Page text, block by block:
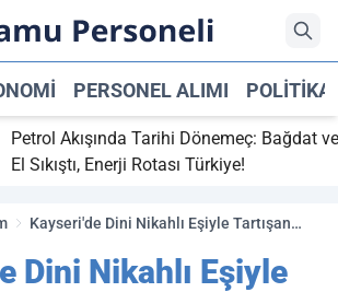
PERSONEL ALIMI POLITIKA
Akışında Tarihi Dönemeç: Bağdat ve
Sıkıştı, Enerji Rotası Türkiye!
Kayseri'de Dini Nikahlı Eşiyle Tartışan
Dini Nikahlı Eşiyle